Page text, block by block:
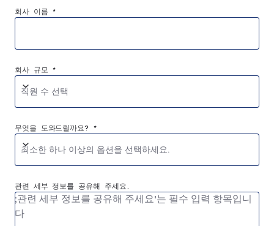
회사 이름 *
회사 규모 *
직원 수 선택
무엇을 도와드릴까요? *
최소한 하나 이상의 옵션을 선택하세요.
관련 세부 정보를 공유해 주세요.